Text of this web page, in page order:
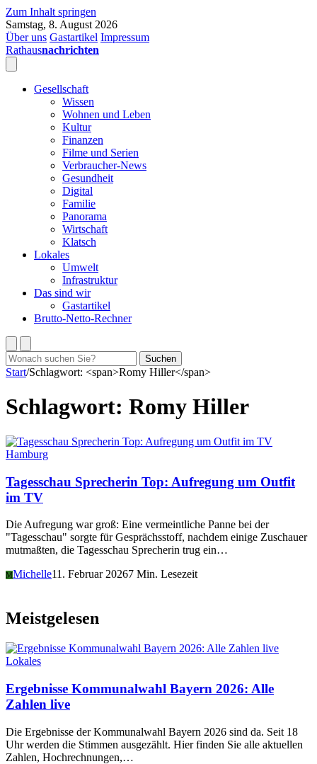
Zum Inhalt springen
Samstag, 8. August 2026
Über uns Gastartikel Impressum
Rathausnachrichten
Gesellschaft
Wissen
Wohnen und Leben
Kultur
Finanzen
Filme und Serien
Verbraucher-News
Gesundheit
Digital
Familie
Panorama
Wirtschaft
Klatsch
Lokales
Umwelt
Infrastruktur
Das sind wir
Gastartikel
Brutto-Netto-Rechner
Suchen
nach:
Suchen
Start/Schlagwort: <span>Romy Hiller</span>
Schlagwort: Romy Hiller
Hamburg
Tagesschau Sprecherin Top: Aufregung um Outfit
im TV
Die Aufregung war groß: Eine vermeintliche Panne bei der
"Tagesschau" sorgte für Gesprächsstoff, nachdem einige Zuschauer
mutmaßten, die Tagesschau Sprecherin trug ein…
MMichelle11. Februar 20267 Min. Lesezeit
Meistgelesen
Lokales
Ergebnisse Kommunalwahl Bayern 2026: Alle
Zahlen live
Die Ergebnisse der Kommunalwahl Bayern 2026 sind da. Seit 18
Uhr werden die Stimmen ausgezählt. Hier finden Sie alle aktuellen
Zahlen, Hochrechnungen,…